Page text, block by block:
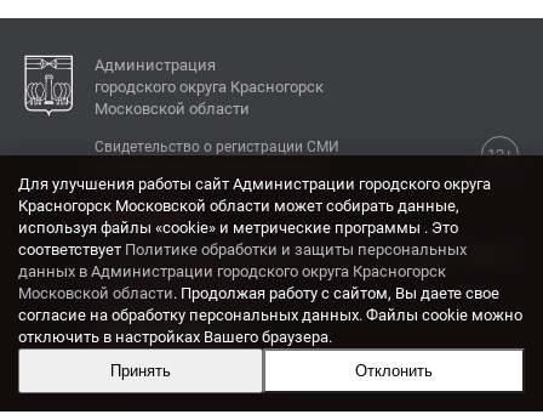
Администрация
городского округа Красногорск
Московской области
12+
Свидетельство о регистрации СМИ
КОНТАКТЫ
Адрес: 143404, Московская область, г. Красногорск,
ул. Ленина, дом 4.
Электронная почта:
krasrn@mosreg.ru
Разработка и поддержка сайта ADN
Для улучшения работы сайт Администрации городского округа
Красногорск Московской области может собирать данные,
используя файлы «cookie» и метрические программы . Это
соответствует Политике обработки и защиты персональных
данных в Администрации городского округа Красногорск
Московской области. Продолжая работу с сайтом, Вы даете свое
согласие на обработку персональных данных. Файлы cookie можно
отключить в настройках Вашего браузера.
Принять
Отклонить